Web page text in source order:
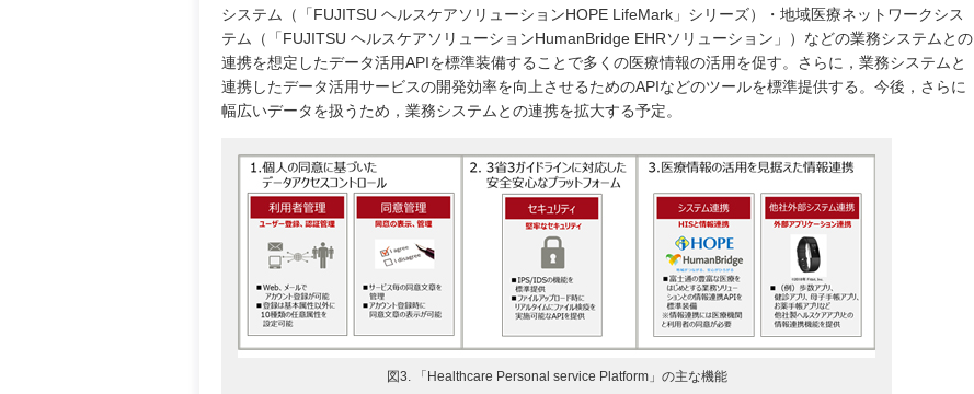
システム（「FUJITSU ヘルスケアソリューションHOPE LifeMark」シリーズ）・地域医療ネットワークシス
テム（「FUJITSU ヘルスケアソリューションHumanBridge EHRソリューション」）などの業務システムとの
連携を想定したデータ活用APIを標準装備することで多くの医療情報の活用を促す。さらに，業務システムと
連携したデータ活用サービスの開発効率を向上させるためのAPIなどのツールを標準提供する。今後，さらに
幅広いデータを扱うため，業務システムとの連携を拡大する予定。
図3. 「Healthcare Personal service Platform」の主な機能